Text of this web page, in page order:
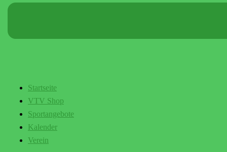
Startseite
VTV Shop
Sportangebote
Kalender
Verein